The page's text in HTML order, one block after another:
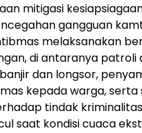
mitigasi
gangguan
melaksanakan
di antaranya patroli
dan longsor,
kepada warga, serta
tindak
saat kondisi cuaca